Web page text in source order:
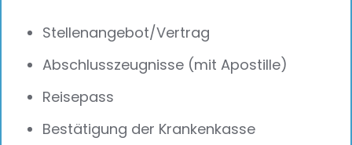
Stellenangebot/Vertrag
Abschlusszeugnisse (mit Apostille)
Reisepass
Bestätigung der Krankenkasse